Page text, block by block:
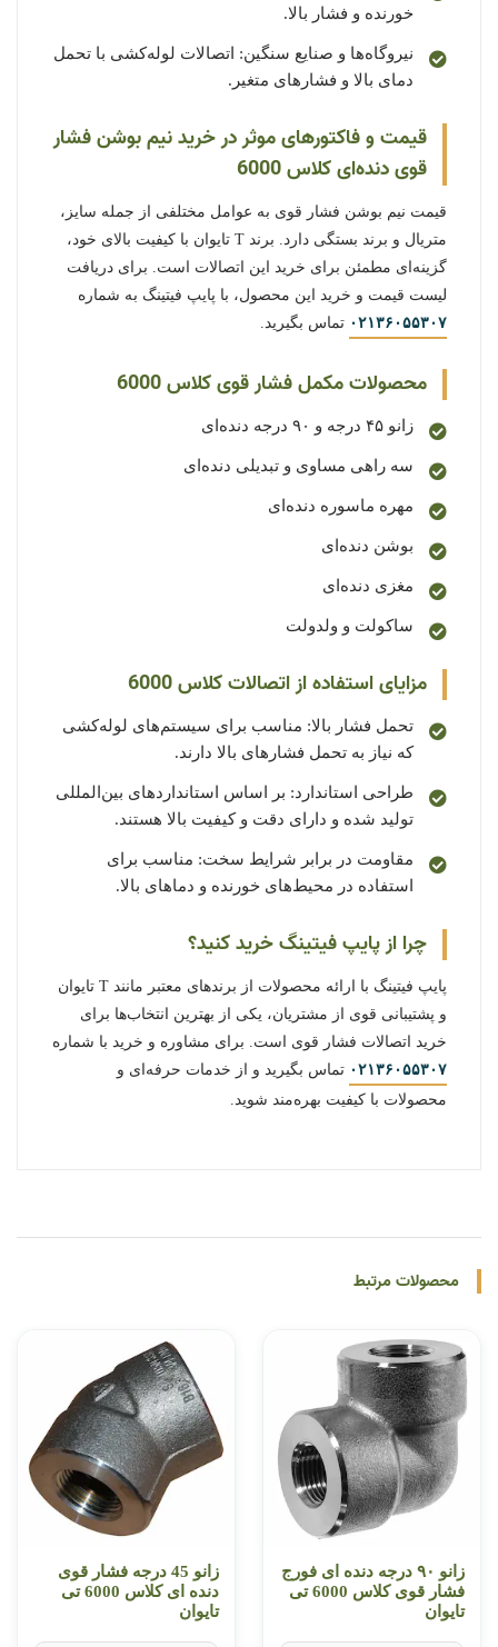
خورنده و فشار بالا.
نیروگاه‌ها و صنایع سنگین: اتصالات لوله‌کشی با تحمل
دمای بالا و فشارهای متغیر.
قیمت و فاکتورهای موثر در خرید نیم بوشن فشار
قوی دنده‌ای کلاس 6000
قیمت نیم بوشن فشار قوی به عوامل مختلفی از جمله سایز،
متریال و برند بستگی دارد. برند T تایوان با کیفیت بالای خود،
گزینه‌ای مطمئن برای خرید این اتصالات است. برای دریافت
لیست قیمت و خرید این محصول، با پایپ فیتینگ به شماره
۰۲۱۳۶۰۵۵۳۰۷ تماس بگیرید.
محصولات مکمل فشار قوی کلاس 6000
زانو ۴۵ درجه و ۹۰ درجه دنده‌ای
سه راهی مساوی و تبدیلی دنده‌ای
مهره ماسوره دنده‌ای
بوشن دنده‌ای
مغزی دنده‌ای
ساکولت و ولدولت
مزایای استفاده از اتصالات کلاس 6000
تحمل فشار بالا: مناسب برای سیستم‌های لوله‌کشی
که نیاز به تحمل فشارهای بالا دارند.
طراحی استاندارد: بر اساس استانداردهای بین‌المللی
تولید شده و دارای دقت و کیفیت بالا هستند.
مقاومت در برابر شرایط سخت: مناسب برای
استفاده در محیط‌های خورنده و دماهای بالا.
چرا از پایپ فیتینگ خرید کنید؟
پایپ فیتینگ با ارائه محصولات از برندهای معتبر مانند T تایوان
و پشتیبانی قوی از مشتریان، یکی از بهترین انتخاب‌ها برای
خرید اتصالات فشار قوی است. برای مشاوره و خرید با شماره
۰۲۱۳۶۰۵۵۳۰۷ تماس بگیرید و از خدمات حرفه‌ای و
محصولات با کیفیت بهره‌مند شوید.
محصولات مرتبط
زانو ۹۰ درجه دنده ای فورج
فشار قوی کلاس 6000 تی
تایوان
زانو 45 درجه فشار قوی
دنده ای کلاس 6000 تی
تایوان